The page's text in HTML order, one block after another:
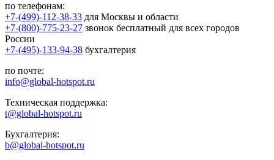
по телефонам:
+7-(499)-112-38-33 для Москвы и области
+7-(800)-775-23-27 звонок бесплатный для всех городов
России
+7-(495)-133-94-38 бухгалтерия
по почте:
info@global-hotspot.ru
Техническая поддержка:
t@global-hotspot.ru
Бухгалтерия:
b@global-hotspot.ru